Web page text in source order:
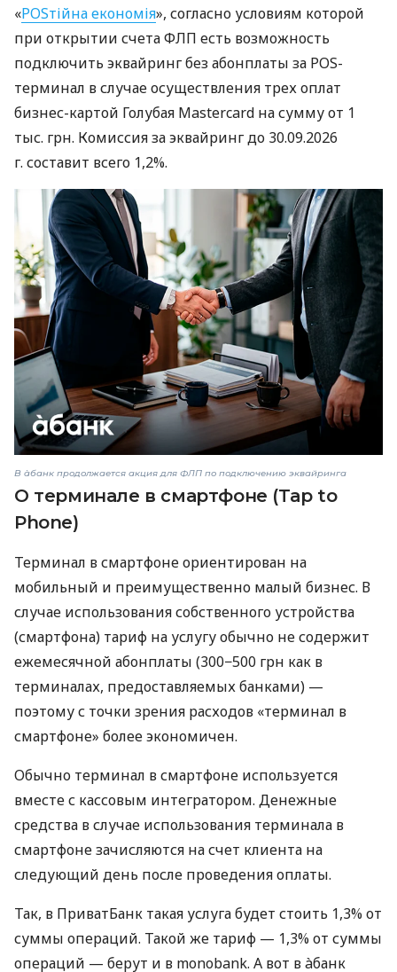
«POSтійна економія», согласно условиям которой
при открытии счета ФЛП есть возможность
подключить эквайринг без абонплаты за POS-
терминал в случае осуществления трех оплат
бизнес-картой Голубая Mastercard на сумму от 1
тыс. грн. Комиссия за эквайринг до 30.09.2026
г. составит всего 1,2%.
В àбанк продолжается акция для ФЛП по подключению эквайринга
О терминале в смартфоне (Tap to
Phone)
Терминал в смартфоне ориентирован на
мобильный и преимущественно малый бизнес. В
случае использования собственного устройства
(смартфона) тариф на услугу обычно не содержит
ежемесячной абонплаты (300−500 грн как в
терминалах, предоставляемых банками) —
поэтому с точки зрения расходов «терминал в
смартфоне» более экономичен.
Обычно терминал в смартфоне используется
вместе с кассовым интегратором. Денежные
средства в случае использования терминала в
смартфоне зачисляются на счет клиента на
следующий день после проведения оплаты.
Так, в ПриватБанк такая услуга будет стоить 1,3% от
суммы операций. Такой же тариф — 1,3% от суммы
операций — берут и в monobank. А вот в àбанк